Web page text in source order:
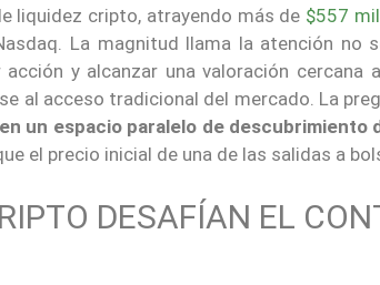
liquidez cripto, atrayendo más de $557
La magnitud llama la atención no
y alcanzar una valoración cercana
al acceso tradicional del mercado. La
un espacio paralelo de descubrimiento
el precio inicial de una de las salidas a
DESAFÍAN EL